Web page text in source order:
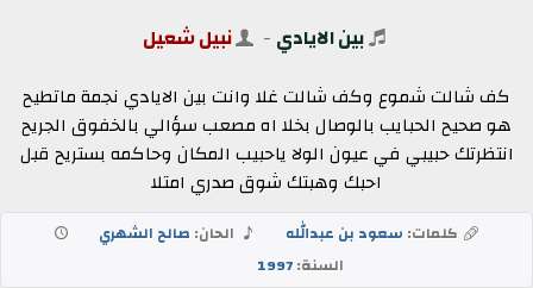
بين الايادي - نبيل شعيل
كف شالت شموع وكف شالت غلا وانت بين الايادي نجمة ماتطيح
هو صحيح الحبايب بالوصال بخلا اه مصعب سؤالي بالخفوق الجريح
انتظرتك حبيبي في عيون الولا ياحبيب المكان وحاكمه بستريح قبل
احبك وهبتك شوق صدري امتلا
كلمات: سعود بن عبدالله الحان: صالح الشهري
السنة:1997